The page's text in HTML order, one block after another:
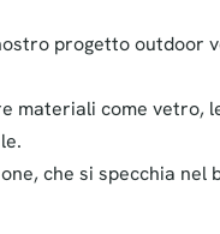
progetto outdoor
materiali come vetro,
che si specchia nel